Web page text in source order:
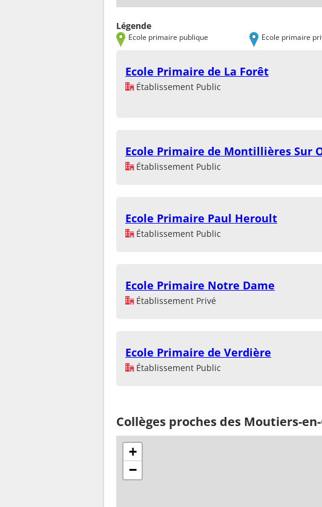
Légende
Ecole primaire publique Ecole primaire
Ecole Primaire de La Forêt
Établissement Public
Ecole Primaire de Montillières Sur
Établissement Public
Ecole Primaire Paul Heroult
Établissement Public
Ecole Primaire Notre Dame
Établissement Privé
Ecole Primaire de Verdière
Établissement Public
Collèges proches des Moutiers-
+
−